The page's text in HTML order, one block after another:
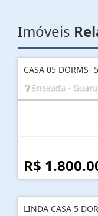
Imóveis
CASA 05 DORMS-
Enseada -
R$
LINDA CASA 5